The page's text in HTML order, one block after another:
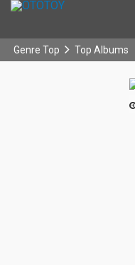
Genre Top Top Albums